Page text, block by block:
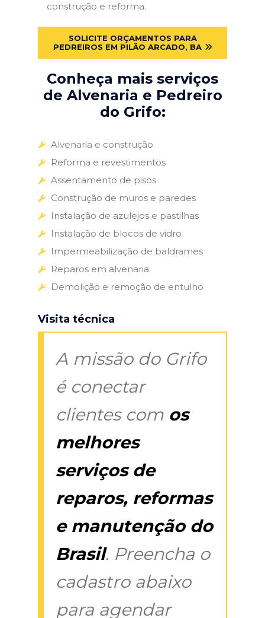
construção e reforma.
SOLICITE ORÇAMENTOS PARA
PEDREIROS EM PILÃO ARCADO, BA
Conheça mais serviços
de Alvenaria e Pedreiro
do Grifo:
Alvenaria e construção
Reforma e revestimentos
Assentamento de pisos
Construção de muros e paredes
Instalação de azulejos e pastilhas
Instalação de blocos de vidro
Impermeabilização de baldrames
Reparos em alvenaria
Demolição e remoção de entulho
Visita técnica
A missão do Grifo
é conectar
clientes com os
melhores
serviços de
reparos, reformas
e manutenção do
Brasil. Preencha o
cadastro abaixo
para agendar